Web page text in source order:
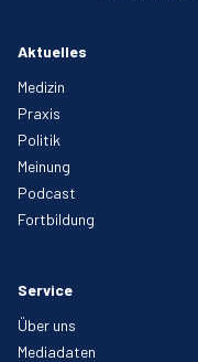
Aktuelles
Medizin
Praxis
Politik
Meinung
Podcast
Fortbildung
Service
Über uns
Mediadaten